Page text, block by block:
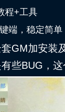
程+工具
端，稳定简单
GM加安装
些BUG，这